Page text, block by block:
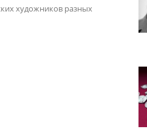
художников разных